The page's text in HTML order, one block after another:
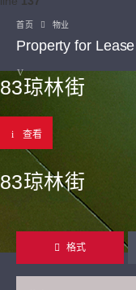
首页 物业
Property for Lease
83琼林街
查看
83琼林街
格式